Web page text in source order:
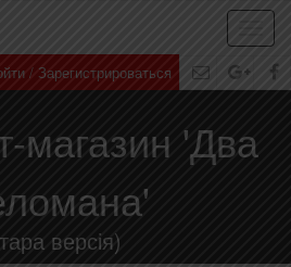
/ Зарегистрироваться
магазин 'Два
версія)